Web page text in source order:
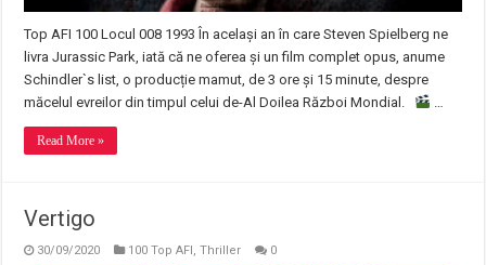
Top AFI 100 Locul 008 1993 În același an în care Steven Spielberg ne
livra Jurassic Park, iată că ne oferea și un film complet opus, anume
Schindler`s list, o producție mamut, de 3 ore și 15 minute, despre
măcelul evreilor din timpul celui de-Al Doilea Război Mondial.
…
Read More »
Vertigo
30/09/2020 100 Top AFI ,Thriller 0